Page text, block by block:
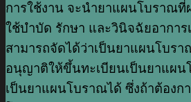
การใช้งาน จะนำยาแผนโบราณที่
ใช้บำบัด รักษา และวินิจฉัยอาการ
สามารถจัดได้ว่าเป็นยาแผนโบร
อนุญาติให้ขึ้นทะเบียนเป็นยาแผน
เป็นยาแผนโบราณได้ ซึ่งถ้าต้องก